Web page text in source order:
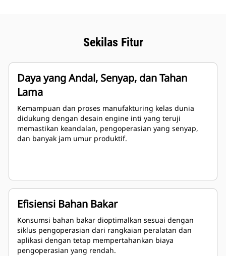
Sekilas Fitur
Daya yang Andal, Senyap, dan Tahan
Lama
Kemampuan dan proses manufakturing kelas dunia
didukung dengan desain engine inti yang teruji
memastikan keandalan, pengoperasian yang senyap,
dan banyak jam umur produktif.
Efisiensi Bahan Bakar
Konsumsi bahan bakar dioptimalkan sesuai dengan
siklus pengoperasian dari rangkaian peralatan dan
aplikasi dengan tetap mempertahankan biaya
pengoperasian yang rendah.